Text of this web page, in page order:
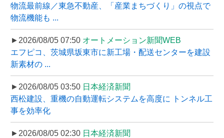
物流最前線／東急不動産、「産業まちづくり」の視点で
物流機能も ...
►2026/08/05 07:50 オートメーション新聞WEB
エフピコ、茨城県坂東市に新工場・配送センターを建設
新素材の ...
►2026/08/05 03:50 日本経済新聞
西松建設、重機の自動運転システムを高度に トンネル工
事を効率化
►2026/08/05 02:30 日本経済新聞